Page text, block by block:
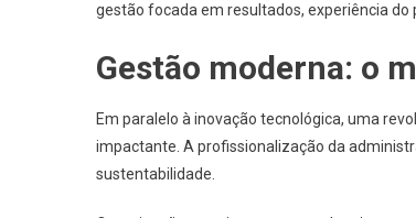
gestão focada em resultados, experiência do
Gestão moderna: o
Em paralelo à inovação tecnológica, uma
impactante. A profissionalização da
sustentabilidade.